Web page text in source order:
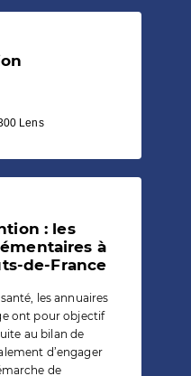
Lens
: les
à
de-France
les annuaires
ont pour objectif
au bilan de
d’engager
de